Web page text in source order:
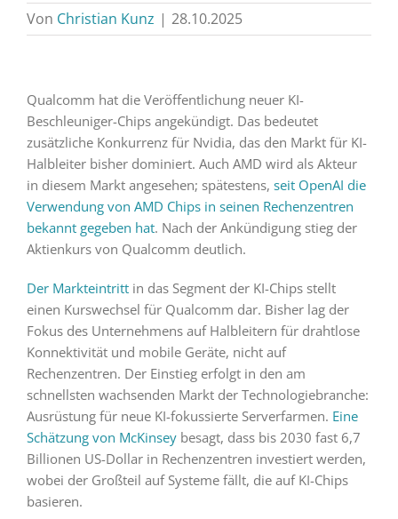
Von Christian Kunz | 28.10.2025
Qualcomm hat die Veröffentlichung neuer KI-
Beschleuniger-Chips angekündigt. Das bedeutet
zusätzliche Konkurrenz für Nvidia, das den Markt für KI-
Halbleiter bisher dominiert. Auch AMD wird als Akteur
in diesem Markt angesehen; spätestens, seit OpenAI die
Verwendung von AMD Chips in seinen Rechenzentren
bekannt gegeben hat. Nach der Ankündigung stieg der
Aktienkurs von Qualcomm deutlich.
Der Markteintrittin das Segment der KI-Chips stellt
einen Kurswechsel für Qualcomm dar. Bisher lag der
Fokus des Unternehmens auf Halbleitern für drahtlose
Konnektivität und mobile Geräte, nicht auf
Rechenzentren. Der Einstieg erfolgt in den am
schnellsten wachsenden Markt der Technologiebranche:
Ausrüstung für neue KI-fokussierte Serverfarmen. Eine
Schätzung von McKinseybesagt, dass bis 2030 fast 6,7
Billionen US-Dollar in Rechenzentren investiert werden,
wobei der Großteil auf Systeme fällt, die auf KI-Chips
basieren.